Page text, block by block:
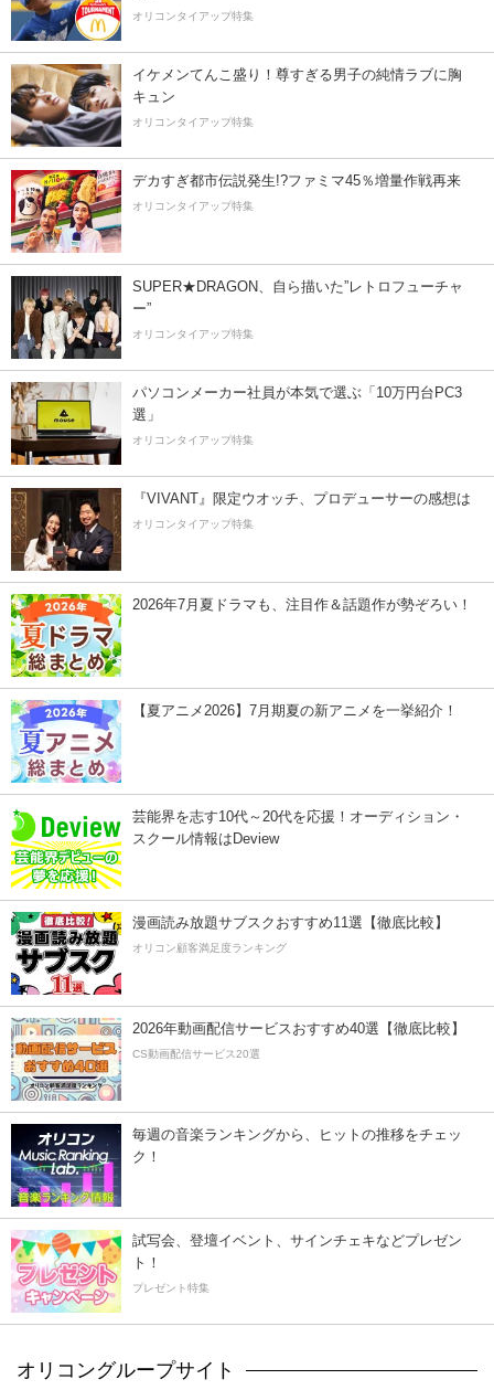
オリコンタイアップ特集
イケメンてんこ盛り！尊すぎる男子の純情ラブに胸
キュン
オリコンタイアップ特集
デカすぎ都市伝説発生!?ファミマ45％増量作戦再来
オリコンタイアップ特集
SUPER★DRAGON、自ら描いた”レトロフューチャ
ー”
オリコンタイアップ特集
パソコンメーカー社員が本気で選ぶ「10万円台PC3
選」
オリコンタイアップ特集
『VIVANT』限定ウオッチ、プロデューサーの感想は
オリコンタイアップ特集
2026年7月夏ドラマも、注目作＆話題作が勢ぞろい！
【夏アニメ2026】7月期夏の新アニメを一挙紹介！
芸能界を志す10代～20代を応援！オーディション・
スクール情報はDeview
漫画読み放題サブスクおすすめ11選【徹底比較】
オリコン顧客満足度ランキング
2026年動画配信サービスおすすめ40選【徹底比較】
CS動画配信サービス20選
毎週の音楽ランキングから、ヒットの推移をチェッ
ク！
試写会、登壇イベント、サインチェキなどプレゼン
ト！
プレゼント特集
オリコングループサイト